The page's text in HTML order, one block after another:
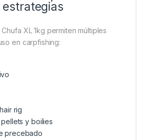
XL 1kg permiten múltiples
en carpfishing:
rig
y boilies
precebado